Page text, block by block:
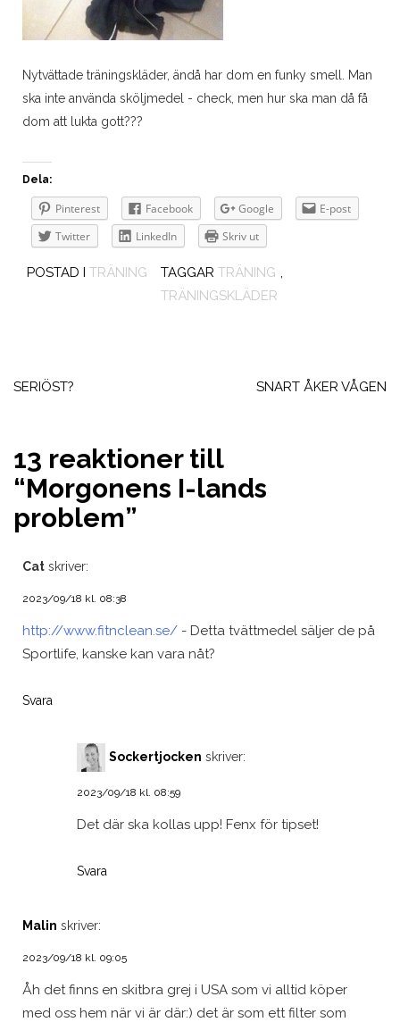
Nytvättade träningskläder, ändå har dom en funky smell. Man
ska inte använda sköljmedel - check, men hur ska man då få
dom att lukta gott???
Dela:
Pinterest Facebook Google
E-post
Twitter
LinkedIn Skriv ut
POSTAD I TRÄNING TAGGAR TRÄNING ,
TRÄNINGSKLÄDER
SERIÖST? SNART ÅKER VÅGEN
13 reaktioner till
“Morgonens I-lands
problem”
Cat skriver:
2023/09/18 kl. 08:38
http://www.fitnclean.se/ - Detta tvättmedel säljer de på
Sportlife, kanske kan vara nåt?
Svara
Sockertjocken skriver:
2023/09/18 kl. 08:59
Det där ska kollas upp! Fenx för tipset!
Svara
Malin skriver:
2023/09/18 kl. 09:05
Åh det finns en skitbra grej i USA som vi alltid köper
med oss hem när vi är där:) det är som ett filter som